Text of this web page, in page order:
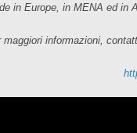
in Europe, in MENA ed in
maggiori informazioni,